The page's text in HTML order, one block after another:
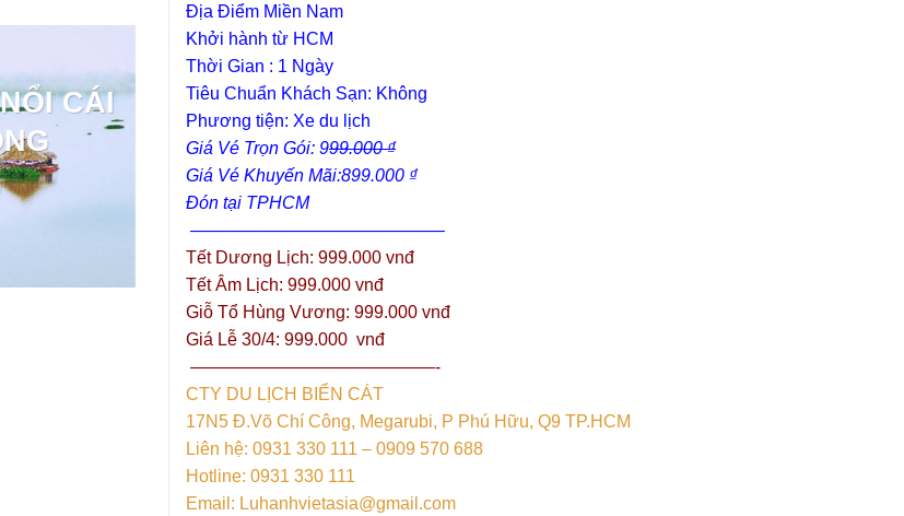
Địa Điểm Miền Nam
Khởi hành từ HCM
Thời Gian : 1 Ngày
Tiêu Chuẩn Khách Sạn: Không
Phương tiện: Xe du lịch
Giá Vé Trọn Gói: 999.000 ₫
Giá Vé Khuyến Mãi:899.000 ₫
Đón tại TPHCM
——————————————–
Tết Dương Lịch: 999.000 vnđ
Tết Âm Lịch: 999.000 vnđ
Giỗ Tổ Hùng Vương: 999.000 vnđ
Giá Lễ 30/4: 999.000 vnđ
——————————————-
CTY DU LỊCH BIỂN CÁT
17N5 Đ.Võ Chí Công, Megarubi, P Phú Hữu, Q9 TP.HCM
Liên hệ: 0931 330 111 – 0909 570 688
Hotline: 0931 330 111
Email: Luhanhvietasia@gmail.com